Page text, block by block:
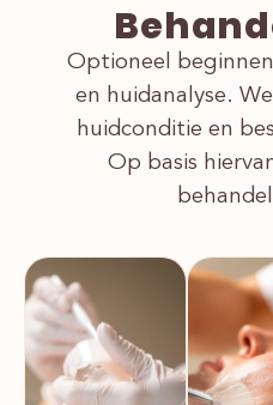
Optioneel
en huidanalyse.
huidconditie en
Op basis